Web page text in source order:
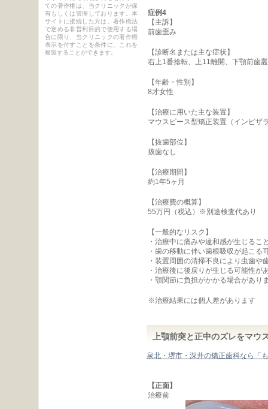
症例4
【主訴】
前歯歪み
【診断名または主な症状】
右上1番捻転、上11離開、下顎前歯
【年齢・性別】
8才女性
【治療に用いた主な装置】
マウスピース型矯正装置（インビザ
【抜歯部位】
抜歯なし
【治療期間】
約1年5ヶ月
【治療費の概算】
55万円（税込）※別途検査代あり
【一般的なリスク】
・治療中に痛みや違和感が生じるこ
・歯の移動に伴い歯根吸収が起こる
・装置周囲の清掃不良により虫歯
・治療後に後戻りが生じる可能性が
・顎関節に負担がかかる場合があり
※治療結果には個人差があります
上顎前突と正中のズレをマ
泉北・堺市・深井の矯正歯科なら「
【正面】
治療前
ての著作権は、当クリニックが保
有もしくは管理しております。本
サイトに接続した方は、著作権法
で定める非営利目的で使用する場
合に限り、当クリニックの著作権
表示を付すことを条件に、これを
複製することができます。